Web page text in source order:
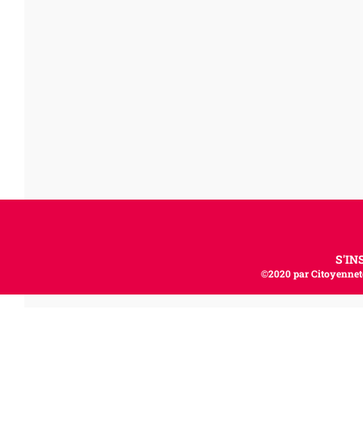
©2020 par